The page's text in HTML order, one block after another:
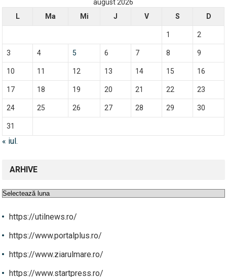
august 2026
L
Ma Mi J V S D
1 2
3 4 5 6 7 8 9
10 11 12 13 14 15 16
17 18 19 20 21 22 23
24 25 26 27 28 29 30
31
« iul.
ARHIVE
Arhive
https://utilnews.ro/
https://www.portalplus.ro/
https://www.ziarulmare.ro/
https://www.startpress.ro/